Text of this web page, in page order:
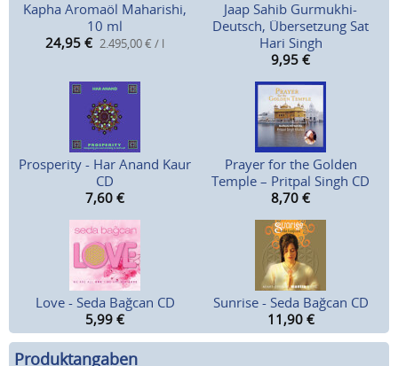
Kapha Aromaöl Maharishi,
10 ml
24,95 € 2.495,00 € / l
Jaap Sahib Gurmukhi-
Deutsch, Übersetzung Sat
Hari Singh
9,95 €
Prosperity - Har Anand Kaur
CD
7,60 €
Prayer for the Golden
Temple – Pritpal Singh CD
8,70 €
Love - Seda Bağcan CD
5,99 €
Sunrise - Seda Bağcan CD
11,90 €
Produktangaben